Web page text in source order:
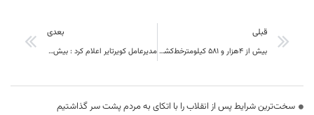
قبلی
بيش از 4هزار و 581 كيلومترخط‌كشي مفید در راههاي ارتباطي استان
بعدی
مدیرعامل کویرتایر اعلام کرد : بیش از یک سوم تایرهای سواری خودروسازان کشور در این کارخانه تولید می شود
سخت‌ترین شرایط پس از انقلاب را با اتکای به مردم پشت سر گذاشتیم